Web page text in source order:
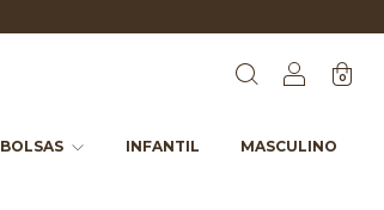
0
BOLSAS INFANTIL
MASCULINO